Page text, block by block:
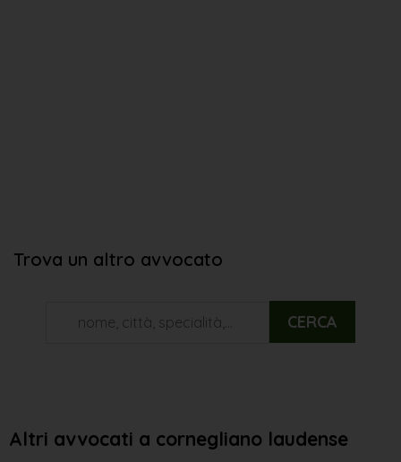
Trova un altro avvocato
CERCA
Altri avvocati a cornegliano laudense